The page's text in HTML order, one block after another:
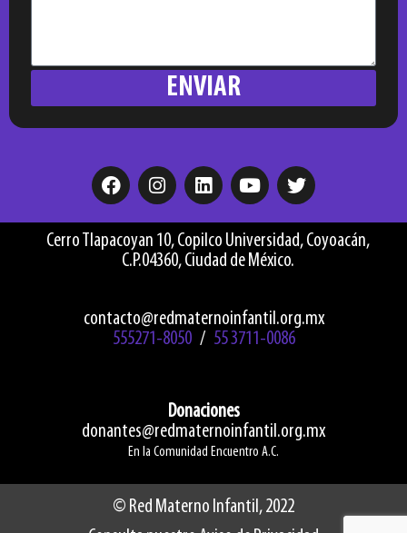
ENVIAR
F
a
e
b
k
I
n
t
a
g
a
m
L
i
k
e
d
n
Y
o
t
u
b
T
w
t
t
Cerro Tlapacoyan 10, Copilco Universidad, Coyoacán,
C.P.04360, Ciudad de México.
contacto@redmaternoinfantil.org.mx
555271-8050/ 55 3711-0086
Donaciones
donantes@redmaternoinfantil.org.mx
En la Comunidad Encuentro A.C.
© Red Materno Infantil, 2022